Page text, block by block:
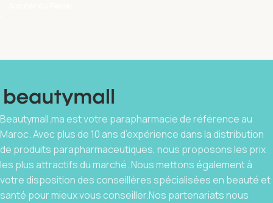
Beautymall.ma est votre parapharmacie de référence au
Maroc. Avec plus de 10 ans d’expérience dans la distribution
de produits parapharmaceutiques, nous proposons les prix
les plus attractifs du marché. Nous mettons également à
votre disposition des conseillères spécialisées en beauté et
santé pour mieux vous conseiller.Nos partenariats nous